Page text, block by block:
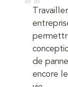
de
encore